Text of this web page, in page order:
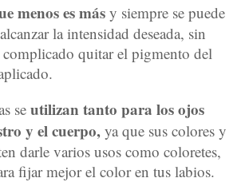
menos es más y siempre se puede
la intensidad deseada, sin
quitar el pigmento del
seutilizan tanto para los ojos
y el cuerpo, ya que sus colores y
darle varios usos como coloretes,
fijar mejor el color en tus labios.